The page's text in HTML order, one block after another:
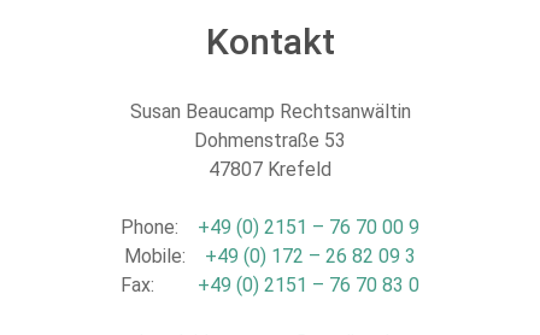
Kontakt
Susan Beaucamp Rechtsanwältin
Dohmenstraße 53
47807 Krefeld
Phone: +49 (0) 2151 – 76 70 00 9
Mobile: +49 (0) 172 – 26 82 09 3
Fax: +49 (0) 2151 – 76 70 83 0